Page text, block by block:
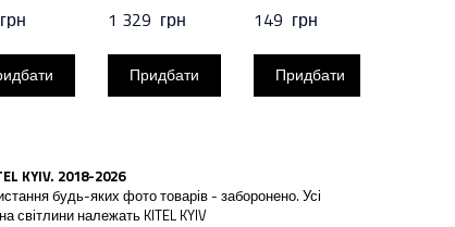
1 329  грн
Придбати
149  грн
Придбати
KYIV. 2018-2026
будь-яких фото товарів - заборонено. Усі
світлини належать KITEL KYIV